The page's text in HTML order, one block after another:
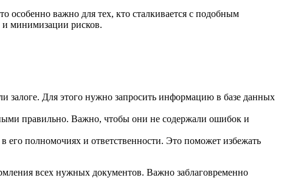
особенно важно для тех, кто сталкивается с подобным
и минимизации рисков.
залоге. Для этого нужно запросить информацию в базе данных
правильно. Важно, чтобы они не содержали ошибок и
его полномочиях и ответственности. Это поможет избежать
всех нужных документов. Важно заблаговременно